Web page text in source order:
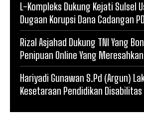
L-Kompleks Dukung Kejati Sulsel
Dugaan Korupsi Dana Cadangan
Rizal Asjahad Dukung TNI Yang
Penipuan Online Yang Meresahkan
Hariyadi Gunawan S.Pd (Argun)
Kesetaraan Pendidikan